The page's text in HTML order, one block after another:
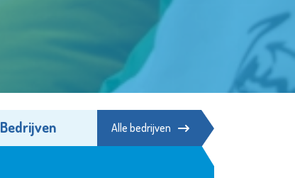
Bedrijven Alle bedrijven